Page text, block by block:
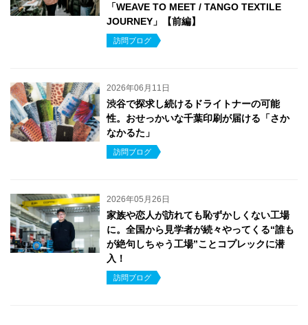
「WEAVE TO MEET / TANGO TEXTILE
JOURNEY」【前編】
訪問ブログ
2026年06月11日
渋谷で探求し続けるドライトナーの可能
性。おせっかいな千葉印刷が届ける「さか
なかるた」
訪問ブログ
2026年05月26日
家族や恋人が訪れても恥ずかしくない工場
に。全国から見学者が続々やってくる“誰も
が絶句しちゃう工場”ことコプレックに潜
入！
訪問ブログ